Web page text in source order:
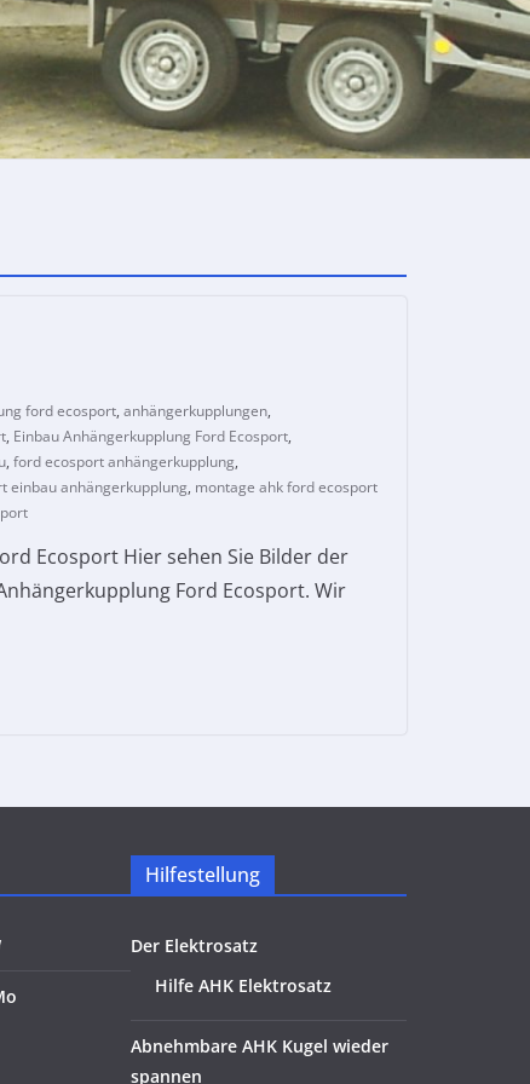
ford ecosport, anhängerkupplungen,
, Einbau Anhängerkupplung Ford Ecosport,
, ford ecosport anhängerkupplung,
einbau anhängerkupplung, montage ahk ford ecosport
Ecosport Hier sehen Sie Bilder der
Ford Ecosport. Wir
Hilfestellung
Der Elektrosatz
Hilfe AHK Elektrosatz
Abnehmbare AHK Kugel wieder
spannen